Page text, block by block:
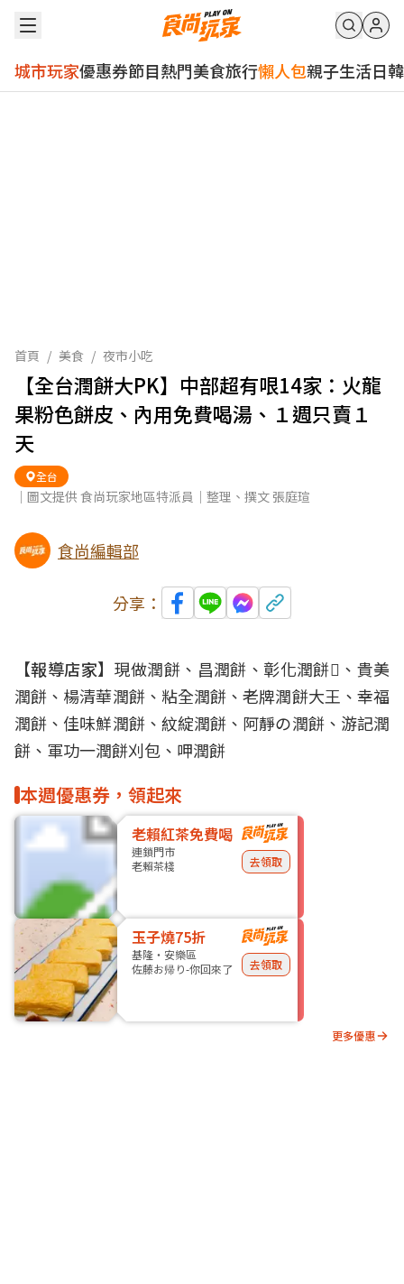
城市玩家優惠券節目熱門美食旅行懶人包親子生活日韓
首頁 / 美食 / 夜市小吃
【全台潤餅大PK】中部超有哏14家：火龍
果粉色餅皮、內用免費喝湯、１週只賣１
天
全台
｜圖文提供 食尚玩家地區特派員｜整理、撰文 張庭瑄
食尚編輯部
分享：
【報導店家】 現做潤餅、昌潤餅、彰化潤餅𩛩、貴美
潤餅、楊清華潤餅、粘全潤餅、老牌潤餅大王、幸福
潤餅、佳味鮮潤餅、紋綻潤餅、阿靜の潤餅、游記潤
餅、軍功一潤餅刈包、呷潤餅
本週優惠券，領起來
老賴紅茶免費喝
連鎖門市
老賴茶棧
去領取
玉子燒75折
基隆・安樂區
佐藤お帰り-你回來了
去領取
更多優惠